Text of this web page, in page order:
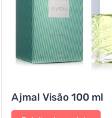
Ajmal Visão 100 ml